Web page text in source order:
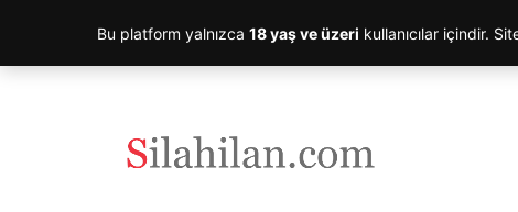
Bu platform yalnızca 18 yaş ve üzeri kullanıcılar içindir.